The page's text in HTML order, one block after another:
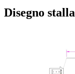
Disegno stalla